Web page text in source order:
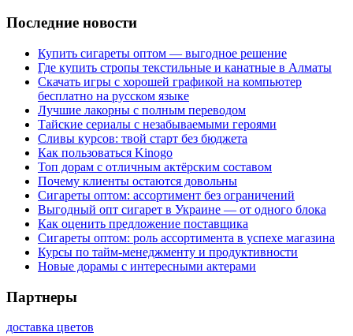
Последние новости
Купить сигареты оптом — выгодное решение
Где купить стропы текстильные и канатные в Алматы
Скачать игры с хорошей графикой на компьютер
бесплатно на русском языке
Лучшие лакорны с полным переводом
Тайские сериалы с незабываемыми героями
Сливы курсов: твой старт без бюджета
Как пользоваться Kinogo
Топ дорам с отличным актёрским составом
Почему клиенты остаются довольны
Сигареты оптом: ассортимент без ограничений
Выгодный опт сигарет в Украине — от одного блока
Как оценить предложение поставщика
Сигареты оптом: роль ассортимента в успехе магазина
Курсы по тайм-менеджменту и продуктивности
Новые дорамы с интересными актерами
Партнеры
доставка цветов